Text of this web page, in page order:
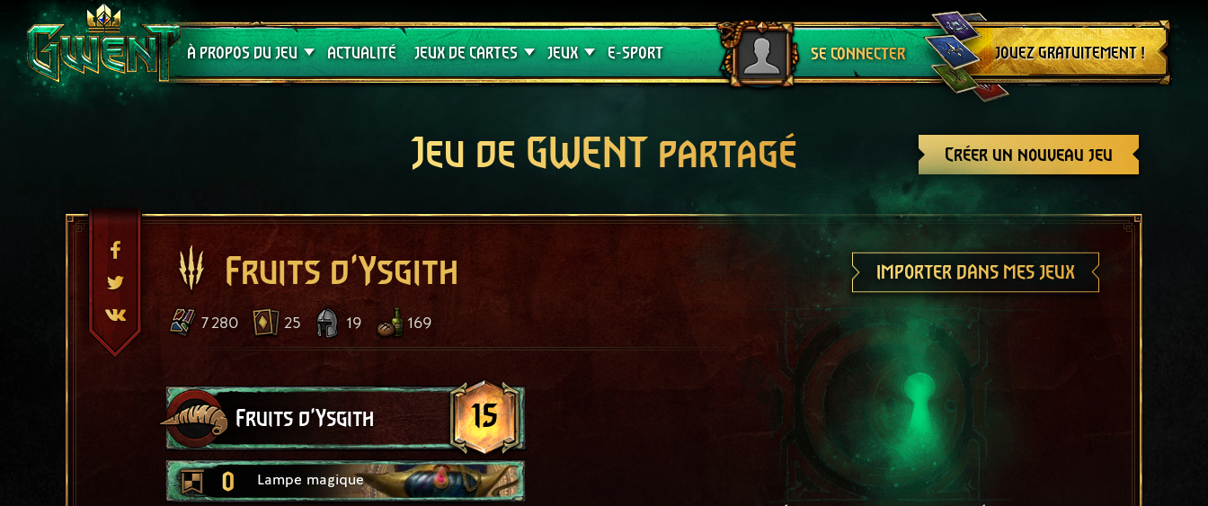
À PROPOS DU JEU
Assistance
ACTUALITÉ JEUX DE CARTES
Crimson Curse
JEUX
Guides de jeux
E-SPORT SE CONNECTER
Se déconnecter
JOUEZ GRATUITEMENT !
Créer un nouveau jeu
Jeu de GWENT partagé
Fruits d'Ysgith IMPORTER DANS MES JEUX
7 280 25 19 169
Fruits d'Ysgith 15
0 Lampe magique